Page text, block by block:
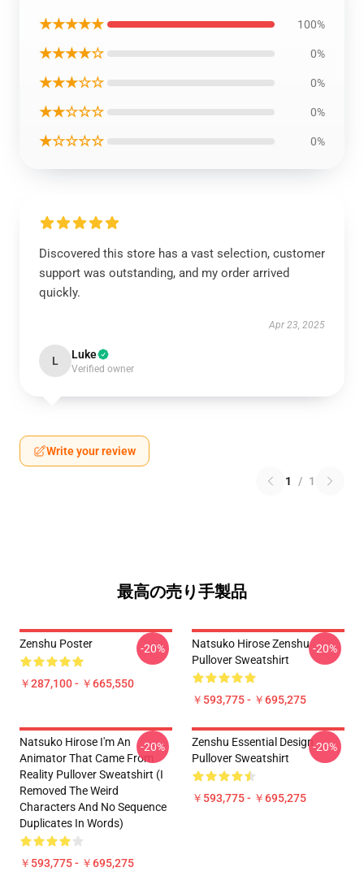
★★★★★ 100%
★★★★☆ 0%
★★★☆☆ 0%
★★☆☆☆ 0%
★☆☆☆☆ 0%
Discovered this store has a vast selection, customer
support was outstanding, and my order arrived
quickly.
Apr 23, 2025
L Luke
Verified owner
Write your review
1 / 1
最高の売り手製品
Zenshu Poster
￥287,100 - ￥665,550
-20%
Natsuko Hirose Zenshu
Pullover Sweatshirt
￥593,775 - ￥695,275
-20%
Natsuko Hirose I'm An
Animator That Came From
Reality Pullover Sweatshirt (I
Removed The Weird
Characters And No Sequence
Duplicates In Words)
￥593,775 - ￥695,275
-20%
Zenshu Essential Design
Pullover Sweatshirt
￥593,775 - ￥695,275
-20%